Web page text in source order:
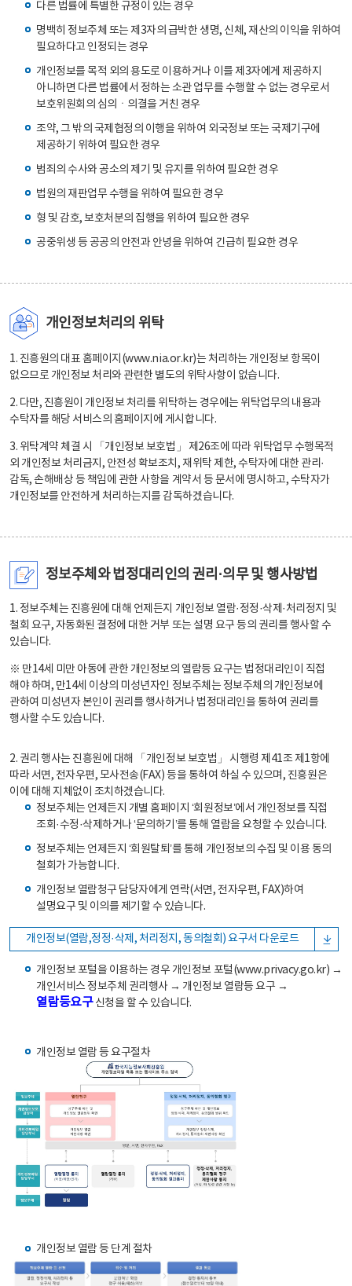
다른 법률에 특별한 규정이 있는 경우
명백히 정보주체 또는 제3자의 급박한 생명, 신체, 재산의 이익을 위하여
필요하다고 인정되는 경우
개인정보를 목적 외의 용도로 이용하거나 이를 제3자에게 제공하지
아니하면 다른 법률에서 정하는 소관 업무를 수행할 수 없는 경우로서
보호위원회의 심의ㆍ의결을 거친 경우
조약, 그 밖의 국제협정의 이행을 위하여 외국정보 또는 국제기구에
제공하기 위하여 필요한 경우
범죄의 수사와 공소의 제기 및 유지를 위하여 필요한 경우
법원의 재판업무 수행을 위하여 필요한 경우
형 및 감호, 보호처분의 집행을 위하여 필요한 경우
공중위생 등 공공의 안전과 안녕을 위하여 긴급히 필요한 경우
개인정보처리의 위탁
1. 진흥원의 대표 홈페이지(www.nia.or.kr)는 처리하는 개인정보 항목이
없으므로 개인정보 처리와 관련한 별도의 위탁사항이 없습니다.
2. 다만, 진흥원이 개인정보 처리를 위탁하는 경우에는 위탁업무의 내용과
수탁자를 해당 서비스의 홈페이지에 게시합니다.
3. 위탁계약 체결 시 「개인정보 보호법」 제26조에 따라 위탁업무 수행목적
외 개인정보 처리금지, 안전성 확보조치, 재위탁 제한, 수탁자에 대한 관리·
감독, 손해배상 등 책임에 관한 사항을 계약서 등 문서에 명시하고, 수탁자가
개인정보를 안전하게 처리하는지를 감독하겠습니다.
정보주체와 법정대리인의 권리·의무 및 행사방법
1. 정보주체는 진흥원에 대해 언제든지 개인정보 열람·정정·삭제·처리정지 및
철회 요구, 자동화된 결정에 대한 거부 또는 설명 요구 등의 권리를 행사할 수
있습니다.
※ 만14세 미만 아동에 관한 개인정보의 열람등 요구는 법정대리인이 직접
해야 하며, 만14세 이상의 미성년자인 정보주체는 정보주체의 개인정보에
관하여 미성년자 본인이 권리를 행사하거나 법정대리인을 통하여 권리를
행사할 수도 있습니다.
2. 권리 행사는 진흥원에 대해 「개인정보 보호법」 시행령 제41조 제1항에
따라 서면, 전자우편, 모사전송(FAX) 등을 통하여 하실 수 있으며, 진흥원은
이에 대해 지체없이 조치하겠습니다.
정보주체는 언제든지 개별 홈페이지 ‘회원정보’에서 개인정보를 직접
조회·수정·삭제하거나 ‘문의하기’를 통해 열람을 요청할 수 있습니다.
정보주체는 언제든지 ‘회원탈퇴’를 통해 개인정보의 수집 및 이용 동의
철회가 가능합니다.
개인정보 열람청구 담당자에게 연락(서면, 전자우편, FAX)하여
설명요구 및 이의를 제기할 수 있습니다.
개인정보(열람,정정·삭제, 처리정지, 동의철회) 요구서 다운로드
개인정보 포털을 이용하는 경우 개인정보 포털(www.privacy.go.kr) →
개인서비스 정보주체 권리행사 → 개인정보 열람등 요구 →
열람등요구신청을 할 수 있습니다.
개인정보 열람 등 요구절차
개인정보 열람 등 단계 절차